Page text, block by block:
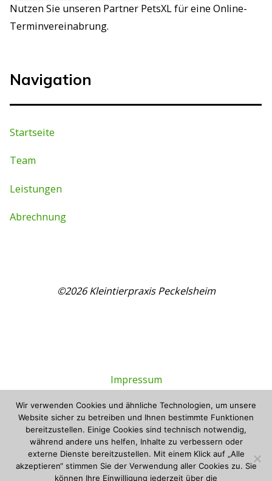
Nutzen Sie unseren Partner PetsXL für eine Online-
Terminvereinabrung.
Navigation
Startseite
Team
Leistungen
Abrechnung
©2026 Kleintierpraxis Peckelsheim
Impressum
Datenschutzerklärung
Tierbestattung Rosengarten
Wir verwenden Cookies und ähnliche Technologien, um unsere
Website sicher zu betreiben und Ihnen bestimmte Funktionen
bereitzustellen. Einige Cookies sind technisch notwendig,
während andere uns helfen, Inhalte zu verbessern oder
externe Dienste bereitzustellen. Mit einem Klick auf „Alle
akzeptieren“ stimmen Sie der Verwendung aller Cookies zu. Sie
können Ihre Einwilligung jederzeit über die